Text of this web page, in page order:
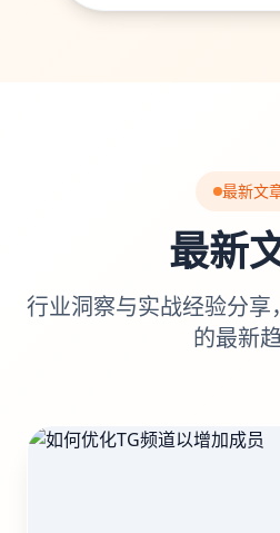
最新文
最新
行业洞察与实战经验分
的最新